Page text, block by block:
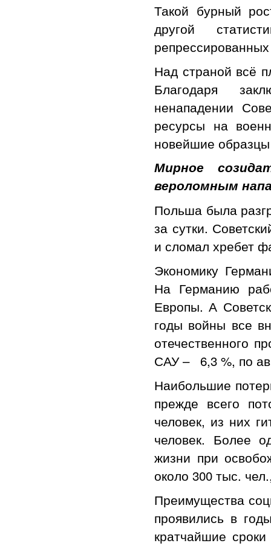
Такой бурный
другой
Над страной всё
Благодаря
ненападении
ресурсы на
новейшие
Мирное
вероломным
Польша была
за сутки.
и сломал хребет
Экономику
На Германию
Европы. А
годы войны все
отечественного
САУ – 6,3 %, по
Наибольшие
прежде всего
человек, из них
человек. Более
жизни при
около 300 тыс.
Преимущества
проявились в
кратчайшие